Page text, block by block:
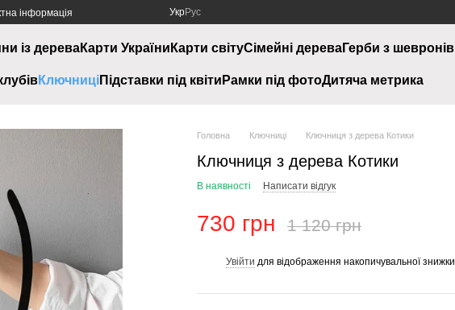
інформація УкрРус
із дереваКарти України Карти світуСімейні дереваГерби з шевронів
КлючниціПідставки під квіти Рамки під фотоДитяча метрика
Головна Ключниці Ключниця з дерева Котики
Ключниця з дерева Котики
В наявності Написати відгук
730 грн 1 120 грн
Увійти для відображення накопичувальної знижки